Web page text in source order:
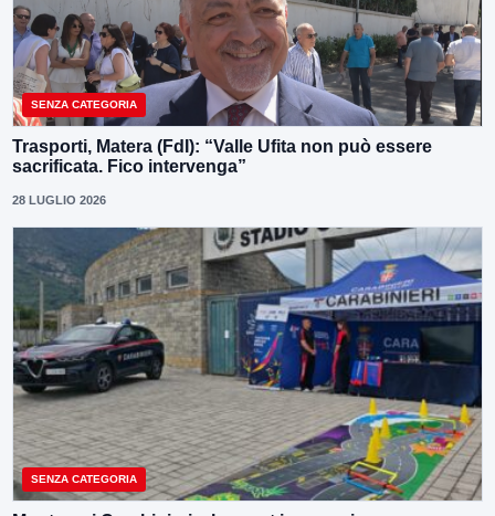
SENZA CATEGORIA
Trasporti, Matera (FdI): “Valle Ufita non può essere
sacrificata. Fico intervenga”
28 LUGLIO 2026
SENZA CATEGORIA